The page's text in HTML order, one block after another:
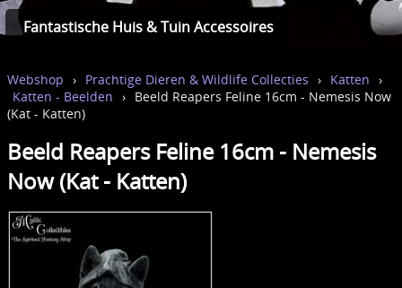
Fantastische Huis & Tuin Accessoires
Webshop › Prachtige Dieren & Wildlife Collecties › Katten ›
Katten - Beelden › Beeld Reapers Feline 16cm - Nemesis Now
(Kat - Katten)
Beeld Reapers Feline 16cm - Nemesis
Now (Kat - Katten)